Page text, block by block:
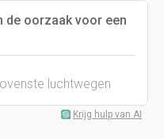
de oorzaak voor een
luchtwegen
Krijg hulp van AI